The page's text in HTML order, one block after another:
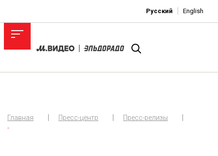
Русский English
Главная Пресс-центр
Пресс-релизы
-